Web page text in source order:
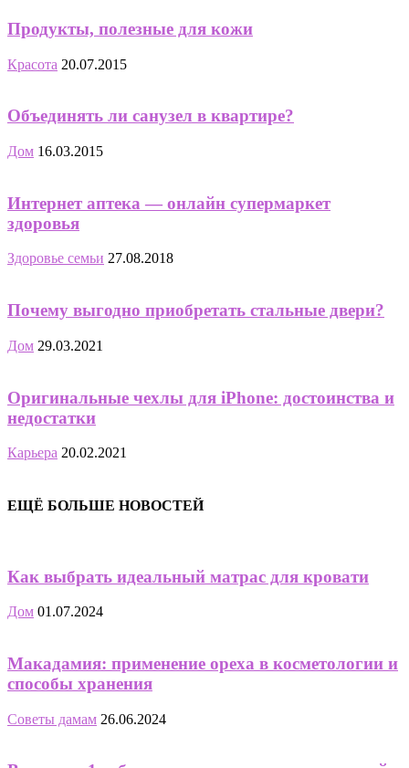
Продукты, полезные для кожи
Красота 20.07.2015
Объединять ли санузел в квартире?
Дом 16.03.2015
Интернет аптека — онлайн супермаркет
здоровья
Здоровье семьи 27.08.2018
Почему выгодно приобретать стальные двери?
Дом 29.03.2021
Оригинальные чехлы для iPhone: достоинства и
недостатки
Карьера 20.02.2021
ЕЩЁ БОЛЬШЕ НОВОСТЕЙ
Как выбрать идеальный матрас для кровати
Дом 01.07.2024
Макадамия: применение ореха в косметологии и
способы хранения
Советы дамам 26.06.2024